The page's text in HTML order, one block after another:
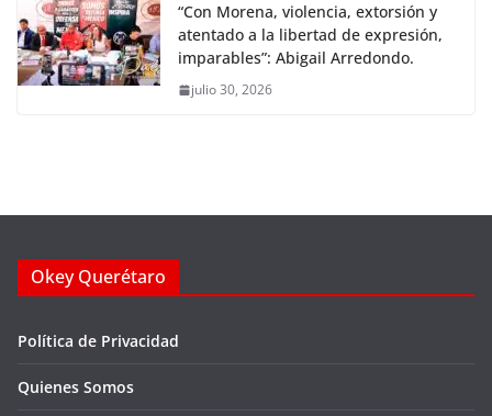
“Con Morena, violencia, extorsión y
atentado a la libertad de expresión,
imparables”: Abigail Arredondo.
julio 30, 2026
Okey Querétaro
Política de Privacidad
Quienes Somos